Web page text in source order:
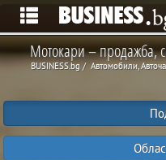
Мотокари – продажба,
BUSINESS.bg Автомобили,